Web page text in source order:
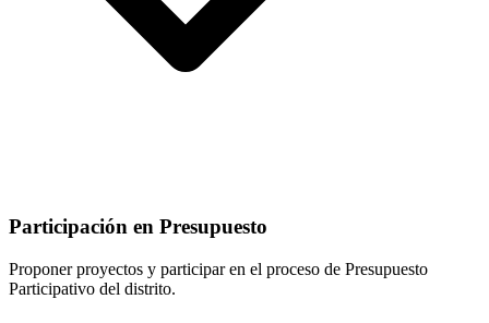
Participación en Presupuesto
Proponer proyectos y participar en el proceso de Presupuesto
Participativo del distrito.